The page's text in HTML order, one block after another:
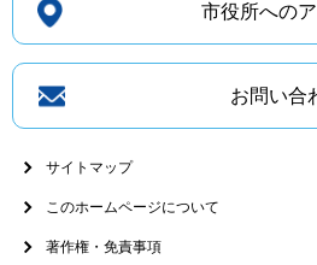
市役所への
お問い合
サイトマップ
このホームページについて
著作権・免責事項